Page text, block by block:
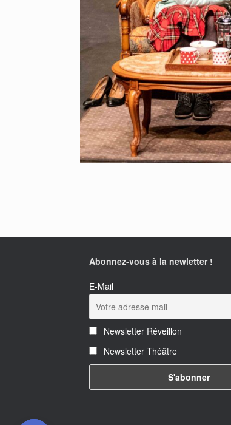
Abonnez-vous à la newletter !
E-Mail
Newsletter Réveillon
Newsletter Théâtre